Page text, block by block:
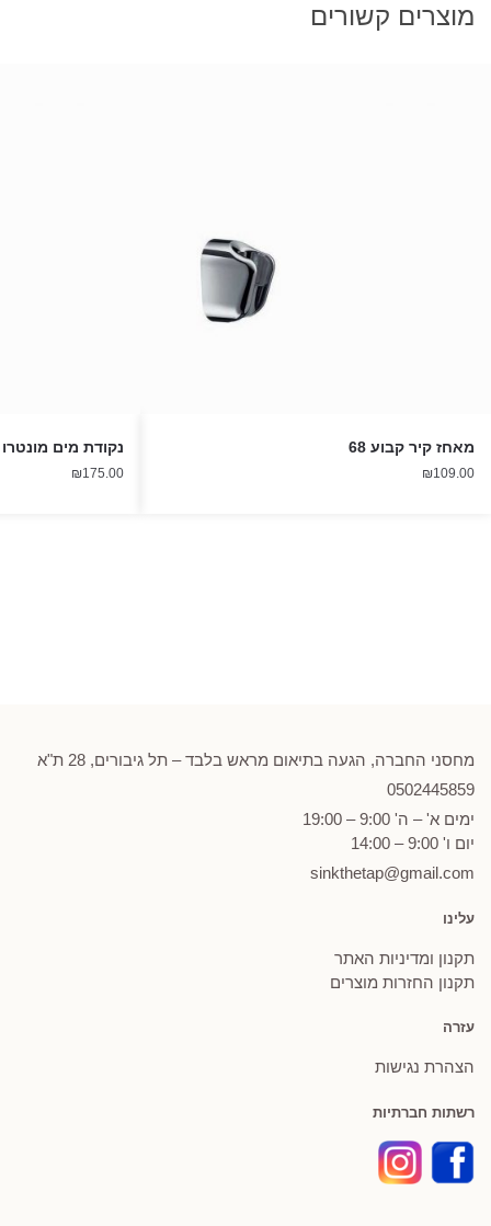
מוצרים קשורים
מאחז קיר קבוע 68
₪109.00
נקודת מים מונטרו
₪175.00
מחסני החברה, הגעה בתיאום מראש בלבד – תל גיבורים, 28 ת"א
0502445859
ימים א' – ה' 9:00 – 19:00
יום ו' 9:00 – 14:00
sinkthetap@gmail.com
עלינו
תקנון ומדיניות האתר
תקנון החזרות מוצרים
עזרה
הצהרת נגישות
רשתות חברתיות